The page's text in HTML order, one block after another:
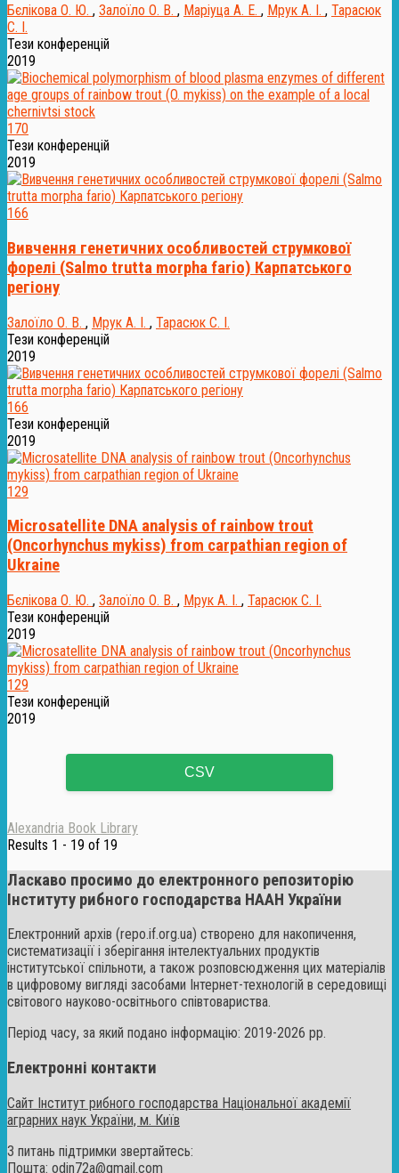
Бєлікова О. Ю. , Залоїло О. В. , Маріуца А. Е. , Мрук А. І. , Тарасюк
С. І.
Тези конференцій
2019
170
Тези конференцій
2019
166
Вивчення генетичних особливостей струмкової
форелі (Salmo trutta morpha fario) Карпатського
регіону
Залоїло О. В. , Мрук А. І. , Тарасюк С. І.
Тези конференцій
2019
166
Тези конференцій
2019
129
Microsatellite DNA analysis of rainbow trout
(Oncorhynchus mykiss) from carpathian region of
Ukraine
Бєлікова О. Ю. , Залоїло О. В. , Мрук А. І. , Тарасюк С. І.
Тези конференцій
2019
129
Тези конференцій
2019
CSV
Alexandria Book Library
Results 1 - 19 of 19
Ласкаво просимо до електронного репозиторію
Інституту рибного господарства НААН України
Електронний архів (repo.if.org.ua) створено для накопичення,
систематизації і зберігання інтелектуальних продуктів
інститутської спільноти, а також розповсюдження цих матеріалів
в цифровому вигляді засобами Інтернет-технологій в середовищі
світового науково-освітнього співтовариства.
Період часу, за який подано інформацію: 2019-2026 рр.
Електронні контакти
Сайт Інститут рибного господарства Національної академії
аграрних наук України, м. Київ
З питань підтримки звертайтесь:
Пошта: odin72a@gmail.com